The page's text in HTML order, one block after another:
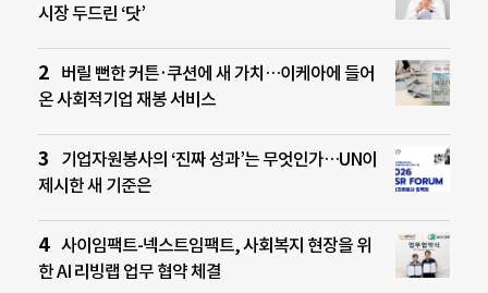
시장 두드린 ‘닷’
버릴 뻔한 커튼·쿠션에 새 가치…이케아에 들어
온 사회적기업 재봉 서비스
기업자원봉사의 ‘진짜 성과’는 무엇인가…UN이
제시한 새 기준은
사이임팩트-넥스트임팩트, 사회복지 현장을 위
한 AI 리빙랩 업무 협약 체결